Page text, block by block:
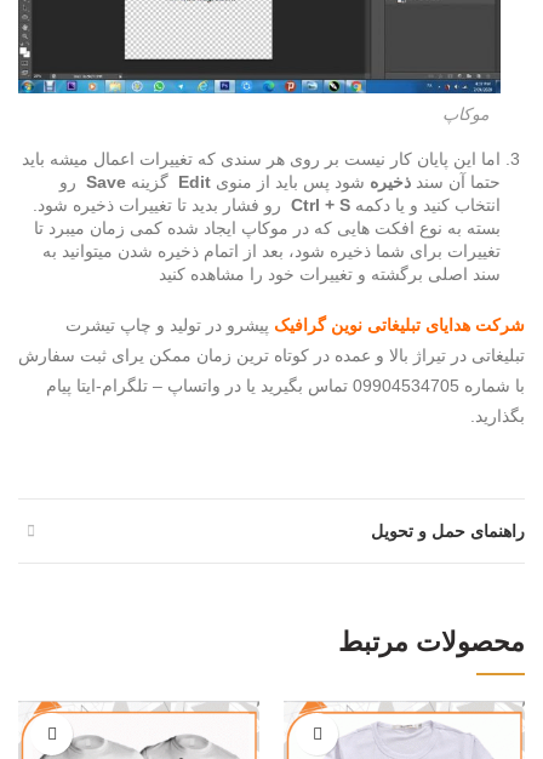
موکاپ
اما این پایان کار نیست بر روی هر سندی که تغییرات اعمال میشه باید
حتما آن سند ذخیره شود پس باید از منوی Edit گزینه Save رو
انتخاب کنید و یا دکمه Ctrl + S رو فشار بدید تا تغییرات ذخیره شود.
بسته به نوع افکت هایی که در موکاپ ایجاد شده کمی زمان میبرد تا
تغییرات برای شما ذخیره شود، بعد از اتمام ذخیره شدن میتوانید به
سند اصلی برگشته و تغییرات خود را مشاهده کنید
شرکت هدایای تبلیغاتی نوین گرافیک پیشرو در تولید و چاپ تیشرت
تبلیغاتی در تیراژ بالا و عمده در کوتاه ترین زمان ممکن یرای ثبت سفارش
با شماره 09904534705 تماس بگیرید یا در واتساپ – تلگرام-ایتا پیام
بگذارید.
راهنمای حمل و تحویل
محصولات مرتبط